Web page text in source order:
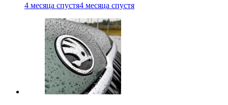
4 месяца спустя4 месяца спустя